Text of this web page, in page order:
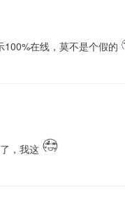
100%在线，莫不是个假的
，我这